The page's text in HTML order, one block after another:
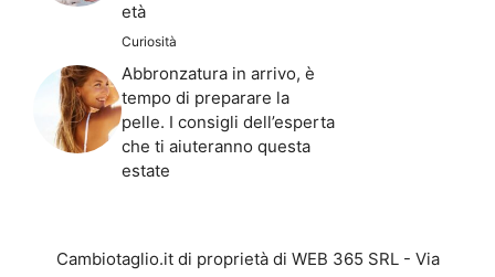
età
Curiosità
Abbronzatura in arrivo, è
tempo di preparare la
pelle. I consigli dell’esperta
che ti aiuteranno questa
estate
Cambiotaglio.it di proprietà di WEB 365 SRL - Via